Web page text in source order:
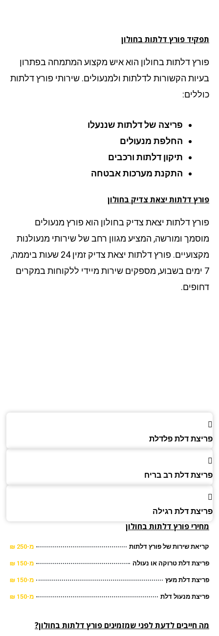
פורץ דלתות בחולון
דלתות בחולון הוא איש מקצוע המתמחה בפתרון
הקשורות לדלתות ולמנעולים. שירותי פורץ דלתות
פריצה של דלתות שננעלו
החלפת מנעולים
תיקון דלתות ורכבים
התקנת מערכות אבטחה
דלתות יצאת צדיק בחולון
דלתות יצאת צדיק בחולון הוא פורץ מנעולים
ומורשה, המציע מגוון רחב של שירותי מנעולנות
מקצועיים. פורץ דלתות יצאת צדיק זמין 24 שעות ביממה,
ימים בשבוע, מספקים שירות מיידי ללקוחות במקרים
דלת פלדלת
דלת רב בריח
דלת רגילה
פורץ דלתות בחולון
שירות של פורץ דלתות מ-250 ₪
דלת טרוקה או נעולה מ-150 ₪
דלת מעץ מ-150 ₪
מנעול דלת מ-150 ₪
חייבים לדעת לפני שמזמינים פורץ דלתות בחולון?